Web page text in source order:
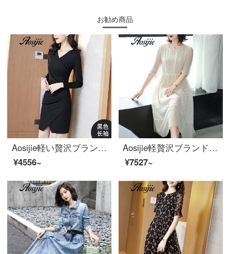
お勧め商品
Aosijie軽い贅沢ブランドの婦人服の職業は尻のワンピースの女性を包んで、2020秋に新しいOLの出発点の小さい黒いスカートのVネックの修身の気質が現れてやせている1歩のスカートの黒色の長い/袖のM
¥4556~
Aosijie軽贅沢ブランドの女装重さがシルクのワンピース女性2020春夏新型スリムな雰囲気が現れます。桑蚕糸復古ホワイトハイエンドのスカート白M
¥7527~